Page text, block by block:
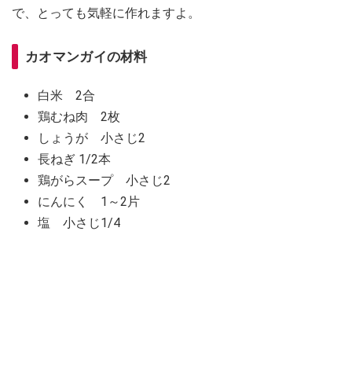
で、とっても気軽に作れますよ。
カオマンガイの材料
白米 2合
鶏むね肉 2枚
しょうが 小さじ2
長ねぎ 1/2本
鶏がらスープ 小さじ2
にんにく 1～2片
塩 小さじ1/4